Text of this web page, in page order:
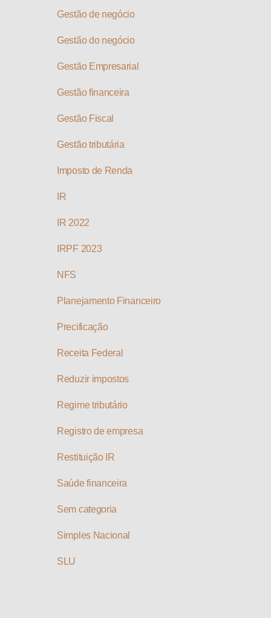
Gestão de negócio
Gestão do negócio
Gestão Empresarial
Gestão financeira
Gestão Fiscal
Gestão tributária
Imposto de Renda
IR
IR 2022
IRPF 2023
NFS
Planejamento Financeiro
Precificação
Receita Federal
Reduzir impostos
Regime tributário
Registro de empresa
Restituição IR
Saúde financeira
Sem categoria
Simples Nacional
SLU